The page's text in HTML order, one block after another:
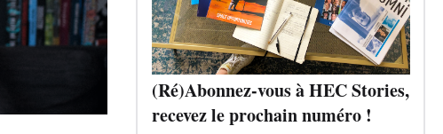
(Ré)Abonnez-vous à HEC Stories,
recevez le prochain numéro !